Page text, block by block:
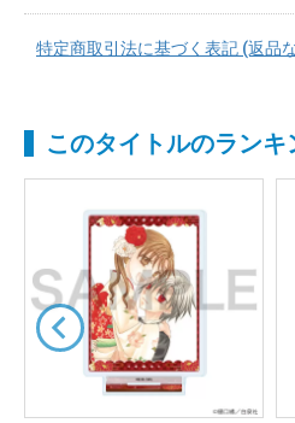
特定商取引法に基づく表記 (返品
このタイトルのランキ